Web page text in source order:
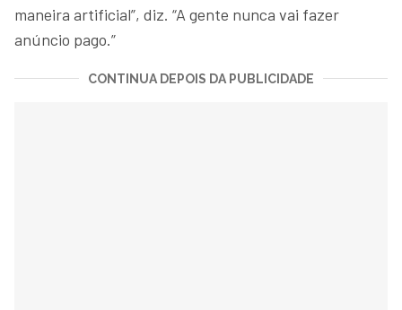
maneira artificial”, diz. “A gente nunca vai fazer
anúncio pago.”
CONTINUA DEPOIS DA PUBLICIDADE